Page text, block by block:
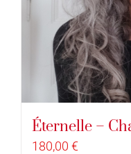
Éternelle –
180,00 €